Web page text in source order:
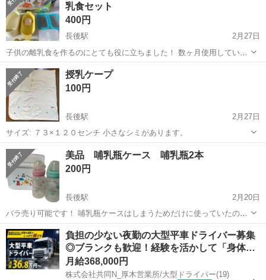
乳食セット
400円
長後駅
2月27日
子供の離乳食を作るのにとても役に立ちました！ 数ヶ月使用していま
したが割と綺麗めかと思います。(箱は破れあり)
神奈川 綾瀬市 長後駅
授乳ケープ
100円
長後駅
2月27日
サイズ: ７３×１２０センチ 小さなシミがあります。
神奈川 綾瀬市 長後駅 ベビー用品 ケープ
美品 哺乳瓶ケース 哺乳瓶2本
200円
長後駅
2月20日
バラ売り可能です！ 哺乳瓶ケースはしまうためだけに使っていたので
キレイです☺️ 哺乳瓶2本もほとんど使いませんでしたが長期間しまっ
てあった事をご理解下さい！ 横須賀市久里浜などでも受け渡し可能で
すʕ•ᴥ•ʔ
神奈川 藤沢市 長後駅 ベビー用品 哺乳瓶
負担の少ない夜勤の大型平車ドライバー募集
◎ブランクも歓迎！経験を活かして「身体…
月給368,000円
株式会社共同N_厚木営業所/大型ドライバー(19)